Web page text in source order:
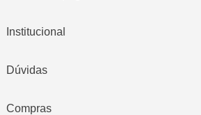
Institucional
Dúvidas
Compras